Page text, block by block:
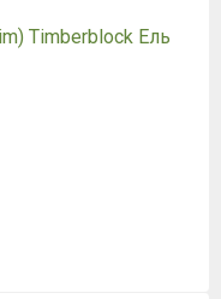
Timberblock Ель